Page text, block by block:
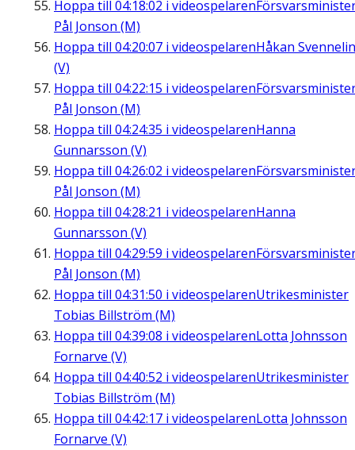
Hoppa till 04:18:02 i videospelaren
Pål Jonson (M)
Hoppa till 04:20:07 i videospelarenHåkan
(V)
Hoppa till 04:22:15 i videospelaren
Pål Jonson (M)
Hoppa till 04:24:35 i videospelarenHanna
Gunnarsson (V)
Hoppa till 04:26:02 i videospelaren
Pål Jonson (M)
Hoppa till 04:28:21 i videospelarenHanna
Gunnarsson (V)
Hoppa till 04:29:59 i videospelaren
Pål Jonson (M)
Hoppa till 04:31:50 i videospelarenUtrikesminister
Tobias Billström (M)
Hoppa till 04:39:08 i videospelarenLotta Johnsson
Fornarve (V)
Hoppa till 04:40:52 i videospelarenUtrikesminister
Tobias Billström (M)
Hoppa till 04:42:17 i videospelarenLotta Johnsson
Fornarve (V)